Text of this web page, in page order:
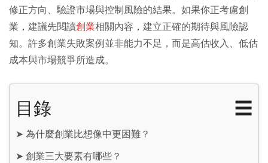
修正方向、驗證市場與控制風險的結果。如果你正考慮創
業，建議先閱讀創業相關內容，建立正確的期待與風險認
知。許多創業失敗案例並非能力不足，而是高估收入、低估
成本與市場競爭所造成。
目錄 ☰
➤ 為什麼創業比想像中更困難？
➤ 創業三大要素有哪些？